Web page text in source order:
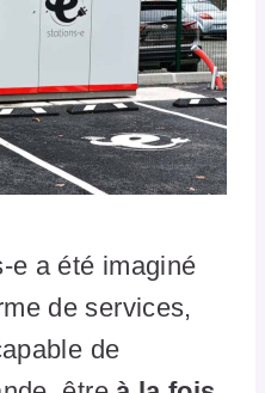
e a été imaginé
de services,
de